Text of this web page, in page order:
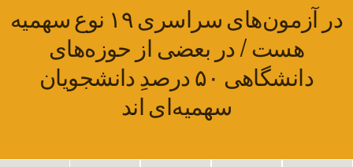
در آزمون‌های سراسری ۱۹ نوع سهمیه
هست / در بعضی از حوزه‌های
دانشگاهی ۵۰ درصدِ دانشجویان
سهمیه‌ای اند